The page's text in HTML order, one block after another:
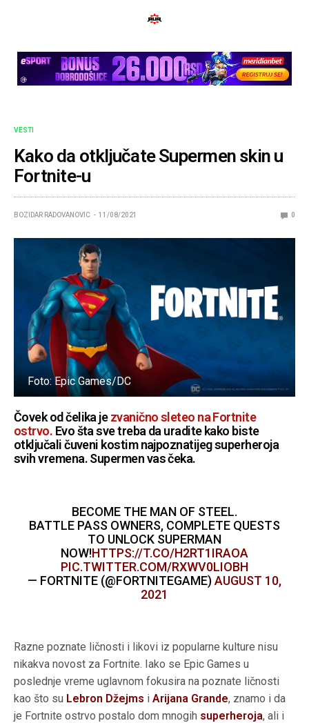
VESTI
Kako da otključate Supermen skin u
Fortnite-u
BOZIDAR RADOVANOVIC 11/08/2021 0
Foto: Epic Games/DC
Čovek od čelika jezvanično sleteo na Fortnite
ostrvo. Evo šta sve treba da uradite kako biste
otključali čuveni kostim najpoznatijeg superheroja
svih vremena. Supermen vas čeka.
BECOME THE MAN OF STEEL.
BATTLE PASS OWNERS, COMPLETE QUESTS
TO UNLOCK SUPERMAN
NOW!HTTPS://T.CO/H2RT1IRAOA
PIC.TWITTER.COM/RXWV0LIOBH
— FORTNITE (@FORTNITEGAME)AUGUST 10,
2021
Razne poznate ličnosti i likovi iz popularne kulture nisu
nikakva novost za Fortnite. Iako se Epic Games u
poslednje vreme uglavnom fokusira na poznate ličnosti
kao što su Lebron Džejms iArijana Grande, znamo i da
je Fortnite ostrvo postalo dom mnogih superheroja, ali i